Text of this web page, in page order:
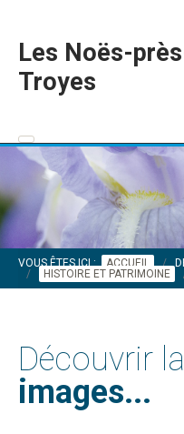
Les Noës-
Troyes
VOUS ÊTES ICI : ACCUEIL
HISTOIRE ET PATRIMOINE
Découvrir
images...